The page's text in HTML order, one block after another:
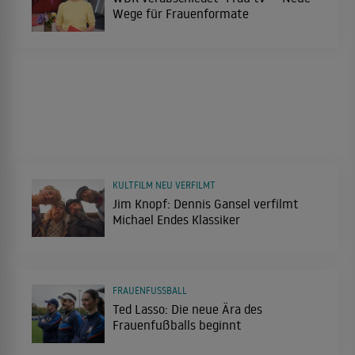
Wege für Frauenformate
Jim Knopf: Dennis Gansel verfilmt
Michael Endes Klassiker
KULTFILM NEU VERFILMT
Ted Lasso: Die neue Ära des
Frauenfußballs beginnt
FRAUENFUSSBALL